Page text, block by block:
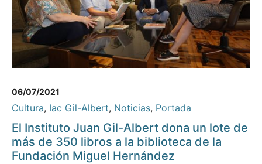
06/07/2021
Cultura, Iac Gil-Albert, Noticias, Portada
El Instituto Juan Gil-Albert dona un lote de
más de 350 libros a la biblioteca de la
Fundación Miguel Hernández